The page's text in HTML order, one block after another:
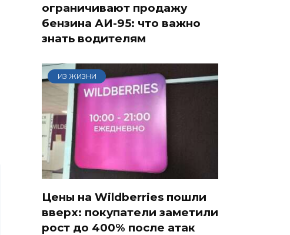
ограничивают продажу
бензина АИ-95: что важно
знать водителям
ИЗ ЖИЗНИ
Цены на Wildberries пошли
вверх: покупатели заметили
рост до 400% после атак